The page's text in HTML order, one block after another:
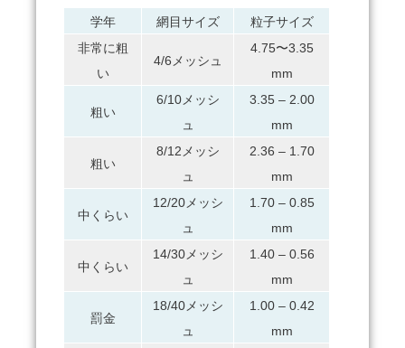
学年 網目サイズ
粒子サイズ
非常に粗
い
4/6メッシュ
4.75〜3.35
mm
粗い
6/10メッシ
ュ
3.35 – 2.00
mm
粗い
8/12メッシ
ュ
2.36 – 1.70
mm
中くらい
12/20メッシ
ュ
1.70 – 0.85
mm
中くらい
14/30メッシ
ュ
1.40 – 0.56
mm
罰金
18/40メッシ
ュ
1.00 – 0.42
mm